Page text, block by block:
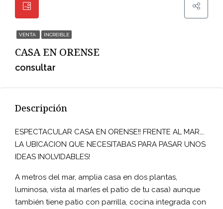
VENTA INCREIBLE
CASA EN ORENSE
consultar
Descripción
ESPECTACULAR CASA EN ORENSE!! FRENTE AL MAR….
LA UBICACION QUE NECESITABAS PARA PASAR UNOS
IDEAS INOLVIDABLES!
A metros del mar, amplia casa en dos plantas,
luminosa, vista al mar(es el patio de tu casa) aunque
también tiene patio con parrilla, cocina integrada con